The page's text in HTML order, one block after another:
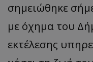
σημειώθηκε
με όχημα του
εκτέλεσης